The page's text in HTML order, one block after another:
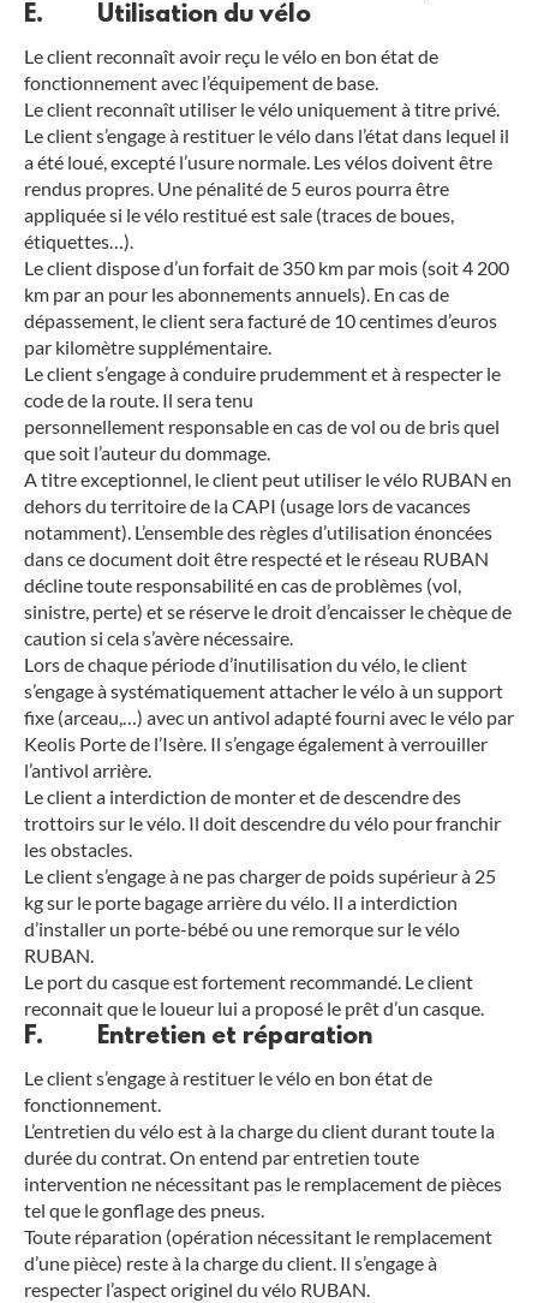
E. Utilisation du vélo
Le client reconnaît avoir reçu le vélo en bon état de
fonctionnement avec l’équipement de base.
Le client reconnaît utiliser le vélo uniquement à titre privé.
Le client s’engage à restituer le vélo dans l’état dans lequel il
a été loué, excepté l’usure normale. Les vélos doivent être
rendus propres. Une pénalité de 5 euros pourra être
appliquée si le vélo restitué est sale (traces de boues,
étiquettes…).
Le client dispose d’un forfait de 350 km par mois (soit 4 200
km par an pour les abonnements annuels). En cas de
dépassement, le client sera facturé de 10 centimes d’euros
par kilomètre supplémentaire.
Le client s’engage à conduire prudemment et à respecter le
code de la route. Il sera tenu
personnellement responsable en cas de vol ou de bris quel
que soit l’auteur du dommage.
A titre exceptionnel, le client peut utiliser le vélo RUBAN en
dehors du territoire de la CAPI (usage lors de vacances
notamment). L’ensemble des règles d’utilisation énoncées
dans ce document doit être respecté et le réseau RUBAN
décline toute responsabilité en cas de problèmes (vol,
sinistre, perte) et se réserve le droit d’encaisser le chèque de
caution si cela s’avère nécessaire.
Lors de chaque période d’inutilisation du vélo, le client
s’engage à systématiquement attacher le vélo à un support
fixe (arceau,…) avec un antivol adapté fourni avec le vélo par
Keolis Porte de l’Isère. Il s’engage également à verrouiller
l’antivol arrière.
Le client a interdiction de monter et de descendre des
trottoirs sur le vélo. Il doit descendre du vélo pour franchir
les obstacles.
Le client s’engage à ne pas charger de poids supérieur à 25
kg sur le porte bagage arrière du vélo. Il a interdiction
d’installer un porte-bébé ou une remorque sur le vélo
RUBAN.
Le port du casque est fortement recommandé. Le client
reconnait que le loueur lui a proposé le prêt d’un casque.
F. Entretien et réparation
Le client s’engage à restituer le vélo en bon état de
fonctionnement.
L’entretien du vélo est à la charge du client durant toute la
durée du contrat. On entend par entretien toute
intervention ne nécessitant pas le remplacement de pièces
tel que le gonflage des pneus.
Toute réparation (opération nécessitant le remplacement
d’une pièce) reste à la charge du client. Il s’engage à
respecter l’aspect originel du vélo RUBAN.